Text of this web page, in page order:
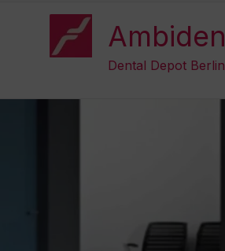
Dental Depot